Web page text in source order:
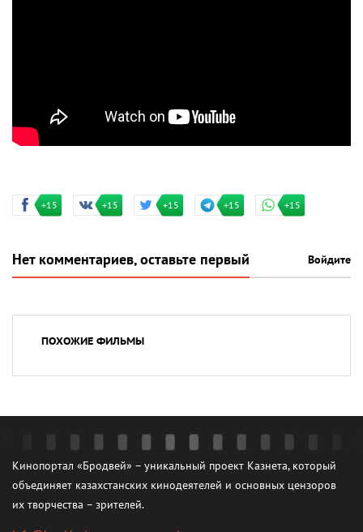
+15 +15 +15 +15 +15
Нет комментариев, оставьте первый Войдите
ПОХОЖИЕ ФИЛЬМЫ
Кинопортал «Бродвей» – уникальный проект Казнета, который
объединяет казахстанских кинодеятелей и основных цензоров
их творчества – зрителей.